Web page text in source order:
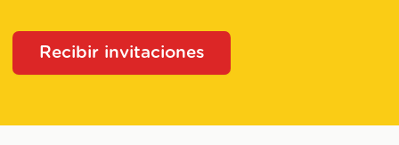
Recibir invitaciones